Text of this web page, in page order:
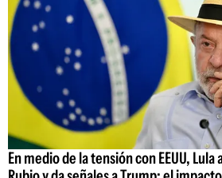
En medio de la tensión con EEUU,